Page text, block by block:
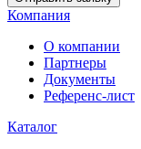
Компания
О компании
Партнеры
Документы
Референс-лист
Каталог